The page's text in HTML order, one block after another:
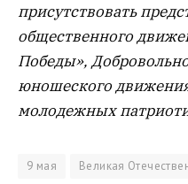
присутствовать
общественного
Победы»,
юношеского
молодежных
9 мая Великая